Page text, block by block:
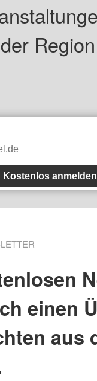
Kostenlos anmelden
einen
aus